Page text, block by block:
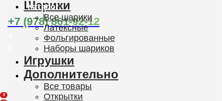
Каталог
+7 (978) 861-92-12
0
Шарики
Все шарики
Латексные
Фольгированные
Наборы шариков
Игрушки
Дополнительно
Все товары
Открытки